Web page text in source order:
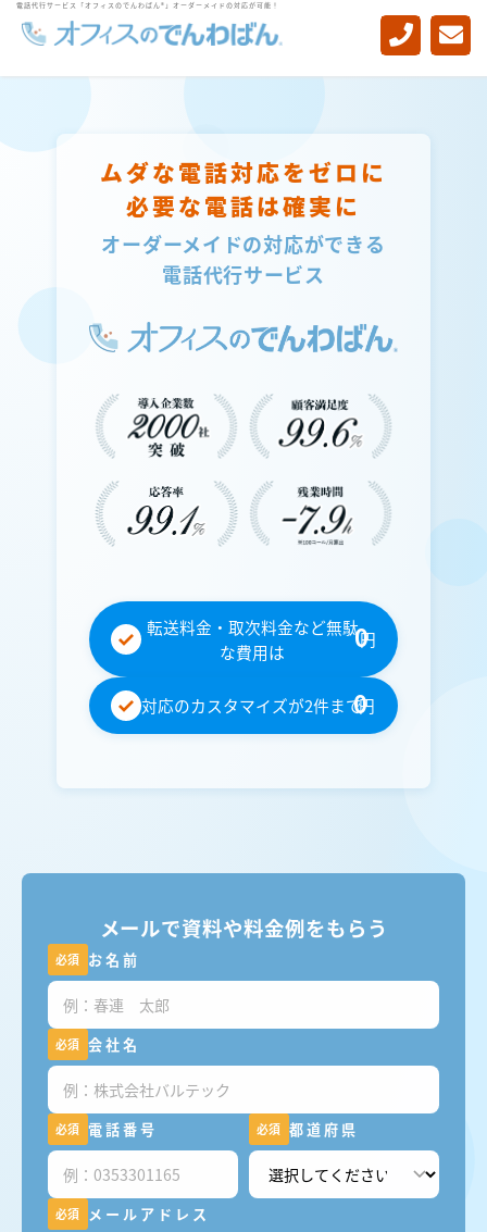
電話代行サービス「オフィスのでんわばん®」オーダーメイドの対応が可能！
-->
ムダな電話対応をゼロに
必要な電話は確実に
オーダーメイドの対応ができる
電話代行サービス
転送料金・取次料金など無駄
な費用は
0円
対応のカスタマイズが2件まで0円
メールで資料や料金例をもらう
必須 お名前
必須 会社名
必須 電話番号 必須 都道府県
必須 メールアドレス